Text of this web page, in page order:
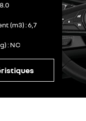
(m3) 6,7
NC